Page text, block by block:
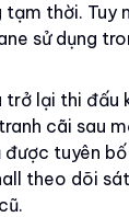
thời. Tuy
sử dụng
trở lại thi đấu
cãi sau
tuyên
theo dõi